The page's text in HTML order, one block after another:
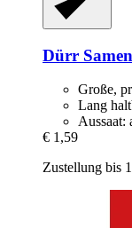
Dürr Samen
Große,
Lang
Aussaat:
€ 1,59
Zustellung bis